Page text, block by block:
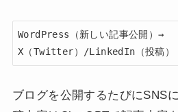
WordPress（新しい記事公開）→
X（Twitter）/LinkedIn（投稿）
ブログを公開するたびにSNS